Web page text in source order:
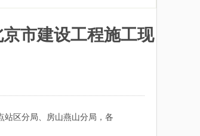
市建设工程施工现
站区分局、房山燕山分局，各